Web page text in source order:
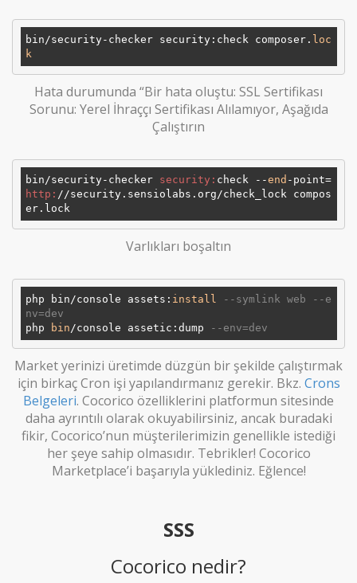
bin/security-checker security:check composer. loc
k
Hata durumunda “Bir hata oluştu: SSL Sertifikası
Sorunu: Yerel İhraççı Sertifikası Alılamıyor, Aşağıda
Çalıştırın
bin/security-checker security: check --end -point=
http: / /security.sensiolabs.org/check _lock compos
Varlıkları boşaltın
php bin/console assets: install
--symlink web --e
nv=dev
php
bin /console assetic:dump --env=dev
Market yerinizi üretimde düzgün bir şekilde çalıştırmak
için birkaç Cron işi yapılandırmanız gerekir. Bkz. Crons
Belgeleri. Cocorico özelliklerini platformun sitesinde
daha ayrıntılı olarak okuyabilirsiniz, ancak buradaki
fikir, Cocorico’nun müşterilerimizin genellikle istediği
her şeye sahip olmasıdır. Tebrikler! Cocorico
Marketplace’i başarıyla yüklediniz. Eğlence!
SSS
Cocorico nedir?